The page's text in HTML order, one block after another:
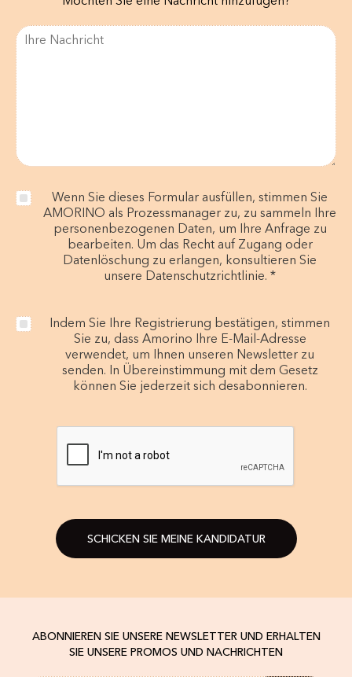
Wenn Sie dieses Formular ausfüllen, stimmen Sie
AMORINO als Prozessmanager zu, zu sammeln Ihre
personenbezogenen Daten, um Ihre Anfrage zu
bearbeiten. Um das Recht auf Zugang oder
Datenlöschung zu erlangen, konsultieren Sie
unsere Datenschutzrichtlinie. *
Indem Sie Ihre Registrierung bestätigen, stimmen
Sie zu, dass Amorino Ihre E-Mail-Adresse
verwendet, um Ihnen unseren Newsletter zu
senden. In Übereinstimmung mit dem Gesetz
können Sie jederzeit sich desabonnieren.
SCHICKEN SIE MEINE KANDIDATUR
ABONNIEREN SIE UNSERE NEWSLETTER UND ERHALTEN
SIE UNSERE PROMOS UND NACHRICHTEN